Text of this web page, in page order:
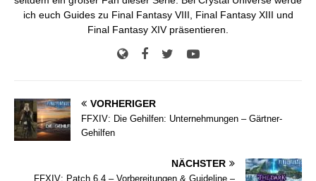
ich euch Guides zu Final Fantasy VIII, Final Fantasy XIII und
Final Fantasy XIV präsentieren.
VORHERIGER
FFXIV: Die Gehilfen: Unternehmungen – Gärtner-
Gehilfen
NÄCHSTER
FFXIV: Patch 6.4 – Vorbereitungen & Guideline –